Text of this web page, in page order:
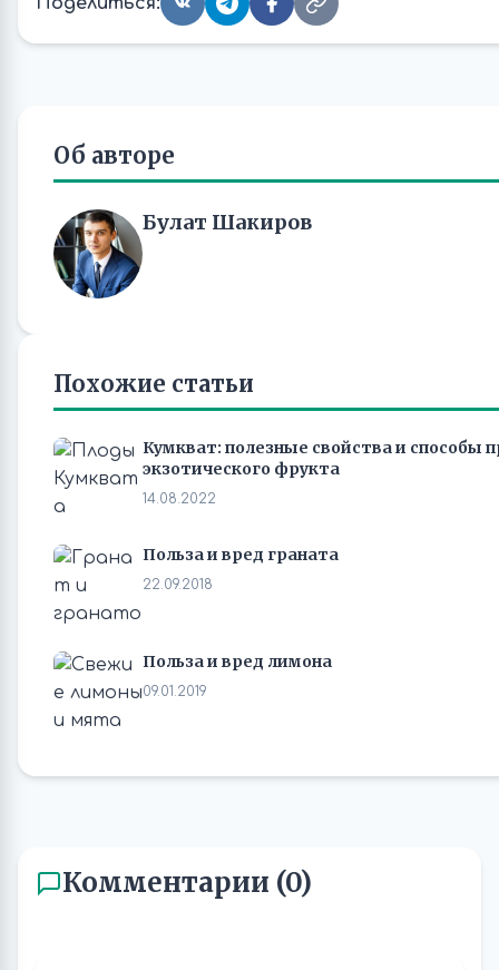
Об авторе
Булат Шакиров
Похожие статьи
Кумкват: полезные свойства и способы
экзотического фрукта
14.08.2022
Польза и вред граната
22.09.2018
Польза и вред лимона
09.01.2019
Комментарии (0)